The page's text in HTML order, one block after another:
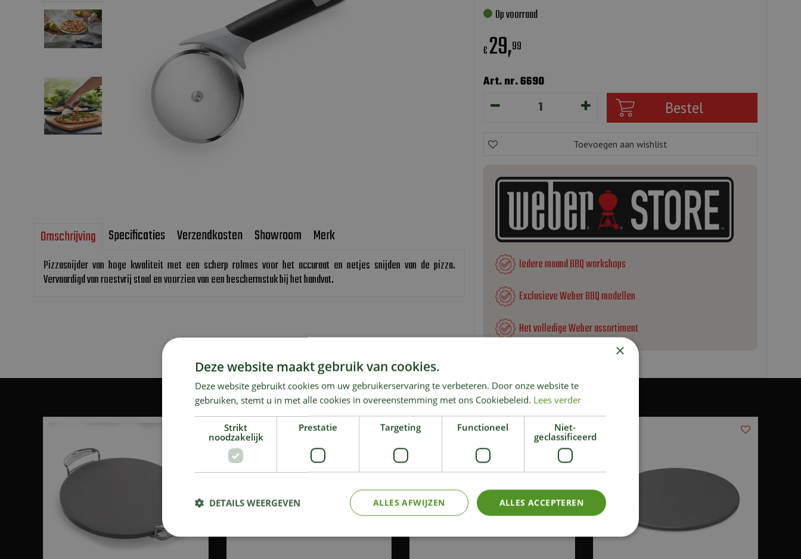
€29,99
Op voorraad
Art. nr. 6690
Iedere maand BBQ workshops
Exclusieve Weber BBQ modellen
Het volledige Weber assortiment
Omschrijving Specificaties Verzendkosten Showroom Merk
Pizzasnijder van hoge kwaliteit met een scherp rolmes voor het accuraat en netjes snijden van de pizza.
Vervaardigd van roestvrij staal en voorzien van een beschermstuk bij het handvat.
KIJK OOK EENS NAAR:
×
Deze website maakt gebruik van cookies.
Deze website gebruikt cookies om uw gebruikerservaring te verbeteren. Door onze website te
gebruiken, stemt u in met alle cookies in overeenstemming met ons Cookiebeleid. Lees verder
Strikt
noodzakelijk
Prestatie Targeting Functioneel
Niet-
geclassificeerd
ALLES ACCEPTEREN
ALLES AFWIJZEN
DETAILS WEERGEVEN